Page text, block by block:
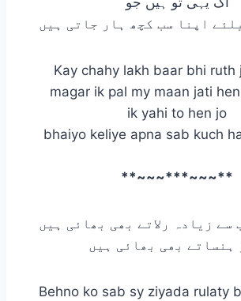
Kay chahy lakh baar bhi ruth
magar ik pal my maan jati
ik yahi to hen jo
bhaiyo keliye apna sab kuch
**~~~***~~~**
سے زیادہ رلاتے بھی بھائی ہیں
Behno ko sab sy ziyada rulaty